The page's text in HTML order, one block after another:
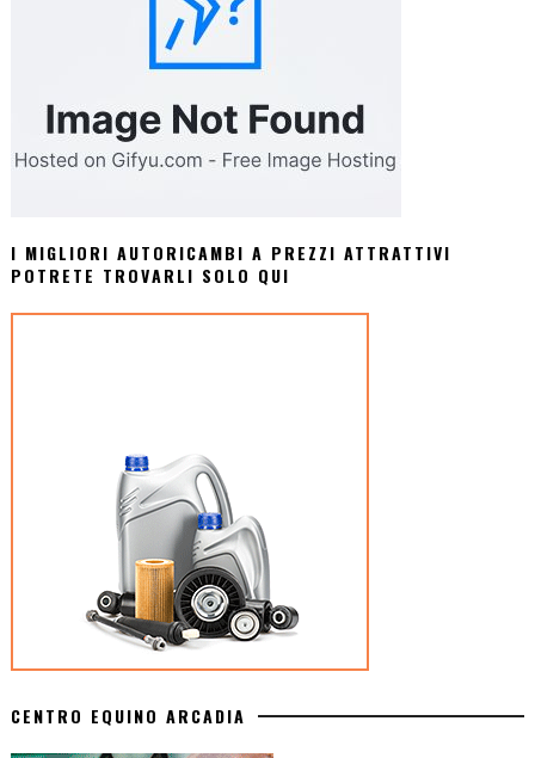
I MIGLIORI AUTORICAMBI A PREZZI ATTRATTIVI
POTRETE TROVARLI SOLO QUI
CENTRO EQUINO ARCADIA